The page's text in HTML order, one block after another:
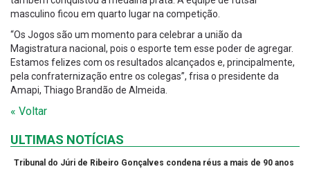
masculino ficou em quarto lugar na competição.
“Os Jogos são um momento para celebrar a união da
Magistratura nacional, pois o esporte tem esse poder de agregar.
Estamos felizes com os resultados alcançados e, principalmente,
pela confraternização entre os colegas”, frisa o presidente da
Amapi, Thiago Brandão de Almeida.
« Voltar
ULTIMAS NOTÍCIAS
Tribunal do Júri de Ribeiro Gonçalves condena réus a mais de 90 anos